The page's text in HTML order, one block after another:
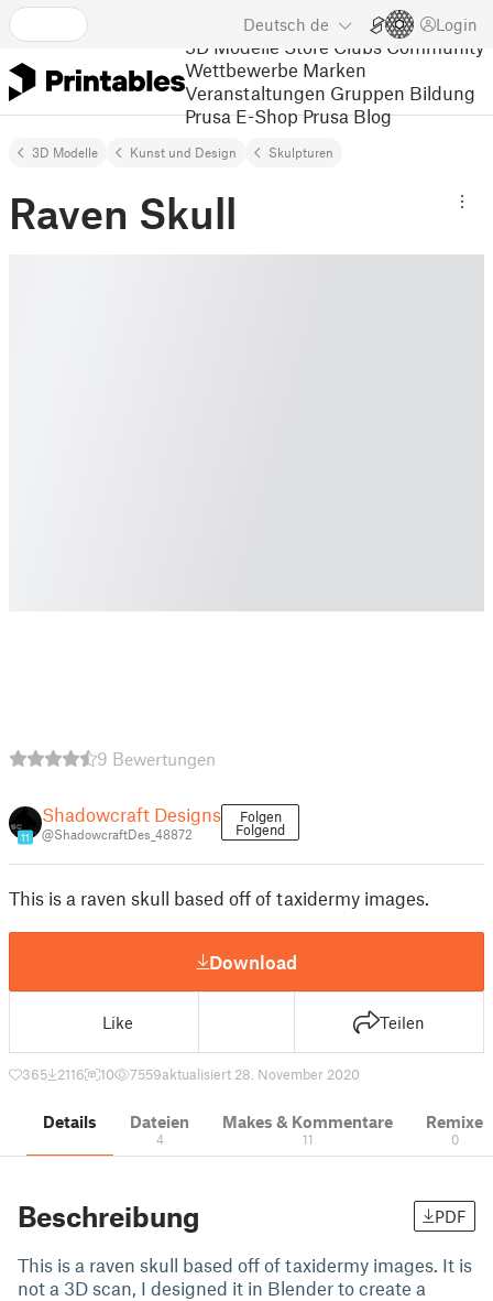
Deutsch de Login
3D Modelle Store Clubs Community
Wettbewerbe Marken
Veranstaltungen Gruppen Bildung
Prusa E-Shop Prusa Blog
3D Modelle Kunst und Design Skulpturen
Raven Skull
9 Bewertungen
11
Shadowcraft Designs
@ShadowcraftDes_48872
Folgen
Folgend
This is a raven skull based off of taxidermy images.
Download
Like Teilen
365 2116 10 7559aktualisiert 28. November 2020
Details Dateien
4
Makes & Kommentare
11
Remixe
0
Beschreibung PDF
This is a raven skull based off of taxidermy images. It is
not a 3D scan, I designed it in Blender to create a